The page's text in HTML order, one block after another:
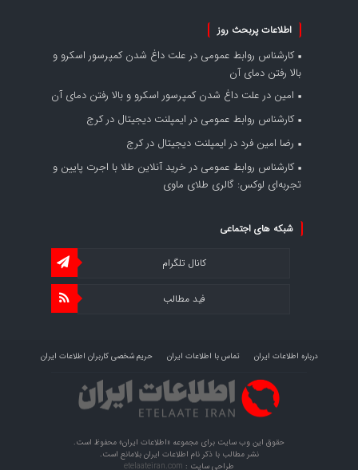
اطلاعات پربحث روز
کارشناس روابط عمومی در علت داغ شدن کمپرسور اسکرو و
بالا رفتن دمای آن
امین در علت داغ شدن کمپرسور اسکرو و بالا رفتن دمای آن
کارشناس روابط عمومی در ایمپلنت دیجیتال در کرج
رضا امین فرد در ایمپلنت دیجیتال در کرج
کارشناس روابط عمومی در خرید آنلاین طلا با اجرت پایین و
تجربه‌ای لوکس: گالری طلای ماوی
شبکه های اجتماعی
کانال تلگرام
فید مطالب
درباره اطلاعات ایران تماس با اطلاعات ایران حریم شخصی کاربران اطلاعات ایران
شرایط بازنشر محتوا در اطلاعات ایران تبلیغات در اطلاعات ایران تحلیل اطلاعات سرمایه
حقوق این وب سایت برای مجموعه «اطلاعات‌ ایران» محفوظ است.
نشر مطالب با ذکر نام اطلاعات‌ ایران بلامانع است.
طراحی سایت :